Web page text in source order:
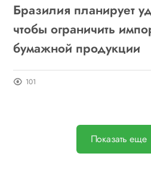
Бразилия планирует
чтобы ограничить
бумажной продукции
101
Показать еще